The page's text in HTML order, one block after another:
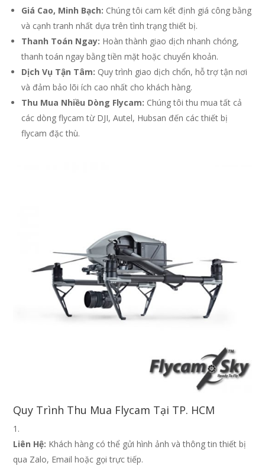
Giá Cao, Minh Bạch: Chúng tôi cam kết định giá công bằng
và cạnh tranh nhất dựa trên tình trạng thiết bị.
Thanh Toán Ngay: Hoàn thành giao dịch nhanh chóng,
thanh toán ngay bằng tiền mặt hoặc chuyển khoản.
Dịch Vụ Tận Tâm: Quy trình giao dịch chổn, hỗ trợ tận nơi
và đảm bảo lõi ích cao nhất cho khách hàng.
Thu Mua Nhiều Dòng Flycam: Chúng tôi thu mua tất cả
các dòng flycam từ DJI, Autel, Hubsan đến các thiết bị
flycam đặc thù.
Quy Trình Thu Mua Flycam Tại TP. HCM
Liên Hệ: Khách hàng có thể gửi hình ảnh và thông tin thiết bị
qua Zalo, Email hoặc gọi trực tiếp.